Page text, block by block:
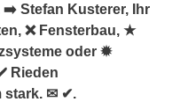
➡️ Stefan Kusterer, Ihr
❌ Fensterbau, ★
oder ✹
Rieden
stark. ✉ ✔.